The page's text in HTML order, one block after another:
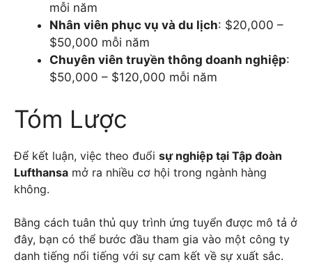
mỗi năm
Nhân viên phục vụ và du lịch: $20,000 –
$50,000 mỗi năm
Chuyên viên truyền thông doanh nghiệp:
$50,000 – $120,000 mỗi năm
Tóm Lược
Để kết luận, việc theo đuổi sự nghiệp tại Tập đoàn
Lufthansa mở ra nhiều cơ hội trong ngành hàng
không.
Bằng cách tuân thủ quy trình ứng tuyển được mô tả ở
đây, bạn có thể bước đầu tham gia vào một công ty
danh tiếng nổi tiếng với sự cam kết về sự xuất sắc.